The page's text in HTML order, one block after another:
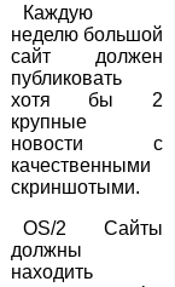
Каждую
неделю большой
сайт должен
публиковать
хотя бы 2
крупные
новости с
качественными
скриншотыми.
OS/2 Сайты
должны
находить